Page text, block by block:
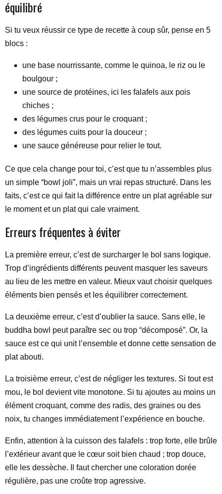
équilibré
Si tu veux réussir ce type de recette à coup sûr, pense en 5
blocs :
une base nourrissante, comme le quinoa, le riz ou le
boulgour ;
une source de protéines, ici les falafels aux pois
chiches ;
des légumes crus pour le croquant ;
des légumes cuits pour la douceur ;
une sauce généreuse pour relier le tout.
Ce que cela change pour toi, c’est que tu n’assembles plus
un simple “bowl joli”, mais un vrai repas structuré. Dans les
faits, c’est ce qui fait la différence entre un plat agréable sur
le moment et un plat qui cale vraiment.
Erreurs fréquentes à éviter
La première erreur, c’est de surcharger le bol sans logique.
Trop d’ingrédients différents peuvent masquer les saveurs
au lieu de les mettre en valeur. Mieux vaut choisir quelques
éléments bien pensés et les équilibrer correctement.
La deuxième erreur, c’est d’oublier la sauce. Sans elle, le
buddha bowl peut paraître sec ou trop “décomposé”. Or, la
sauce est ce qui unit l’ensemble et donne cette sensation de
plat abouti.
La troisième erreur, c’est de négliger les textures. Si tout est
mou, le bol devient vite monotone. Si tu ajoutes au moins un
élément croquant, comme des radis, des graines ou des
noix, tu changes immédiatement l’expérience en bouche.
Enfin, attention à la cuisson des falafels : trop forte, elle brûle
l’extérieur avant que le cœur soit bien chaud ; trop douce,
elle les dessèche. Il faut chercher une coloration dorée
régulière, pas une croûte trop agressive.